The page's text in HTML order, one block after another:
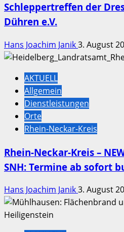
Schleppertreffen der
Dühren e.V.
Hans Joachim Janik3. August
AKTUELL
Allgemein
Dienstleistungen
Orte
Rhein-Neckar-Kreis
Rhein-Neckar-Kreis –
SNH: Termine ab sofort
Hans Joachim Janik3. August